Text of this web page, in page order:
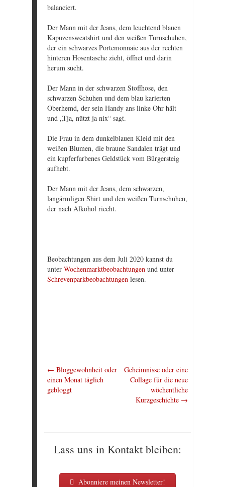
balanciert.
Der Mann mit der Jeans, dem leuchtend blauen
Kapuzensweatshirt und den weißen Turnschuhen,
der ein schwarzes Portemonnaie aus der rechten
hinteren Hosentasche zieht, öffnet und darin
herum sucht.
Der Mann in der schwarzen Stoffhose, den
schwarzen Schuhen und dem blau karierten
Oberhemd, der sein Handy ans linke Ohr hält
und „Tja, nützt ja nix“ sagt.
Die Frau in dem dunkelblauen Kleid mit den
weißen Blumen, die braune Sandalen trägt und
ein kupferfarbenes Geldstück vom Bürgersteig
aufhebt.
Der Mann mit der Jeans, dem schwarzen,
langärmligen Shirt und den weißen Turnschuhen,
der nach Alkohol riecht.
Beobachtungen aus dem Juli 2020 kannst du
unter Wochenmarktbeobachtungen und unter
Schrevenparkbeobachtungen lesen.
← Bloggewohnheit oder
einen Monat täglich
gebloggt
Geheimnisse oder eine
Collage für die neue
wöchentliche
Kurzgeschichte →
Lass uns in Kontakt bleiben:
Abonniere meinen Newsletter!